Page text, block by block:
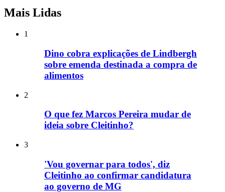
Mais Lidas
1
Dino cobra explicações de Lindbergh
sobre emenda destinada a compra de
alimentos
2
O que fez Marcos Pereira mudar de
ideia sobre Cleitinho?
3
'Vou governar para todos', diz
Cleitinho ao confirmar candidatura
ao governo de MG